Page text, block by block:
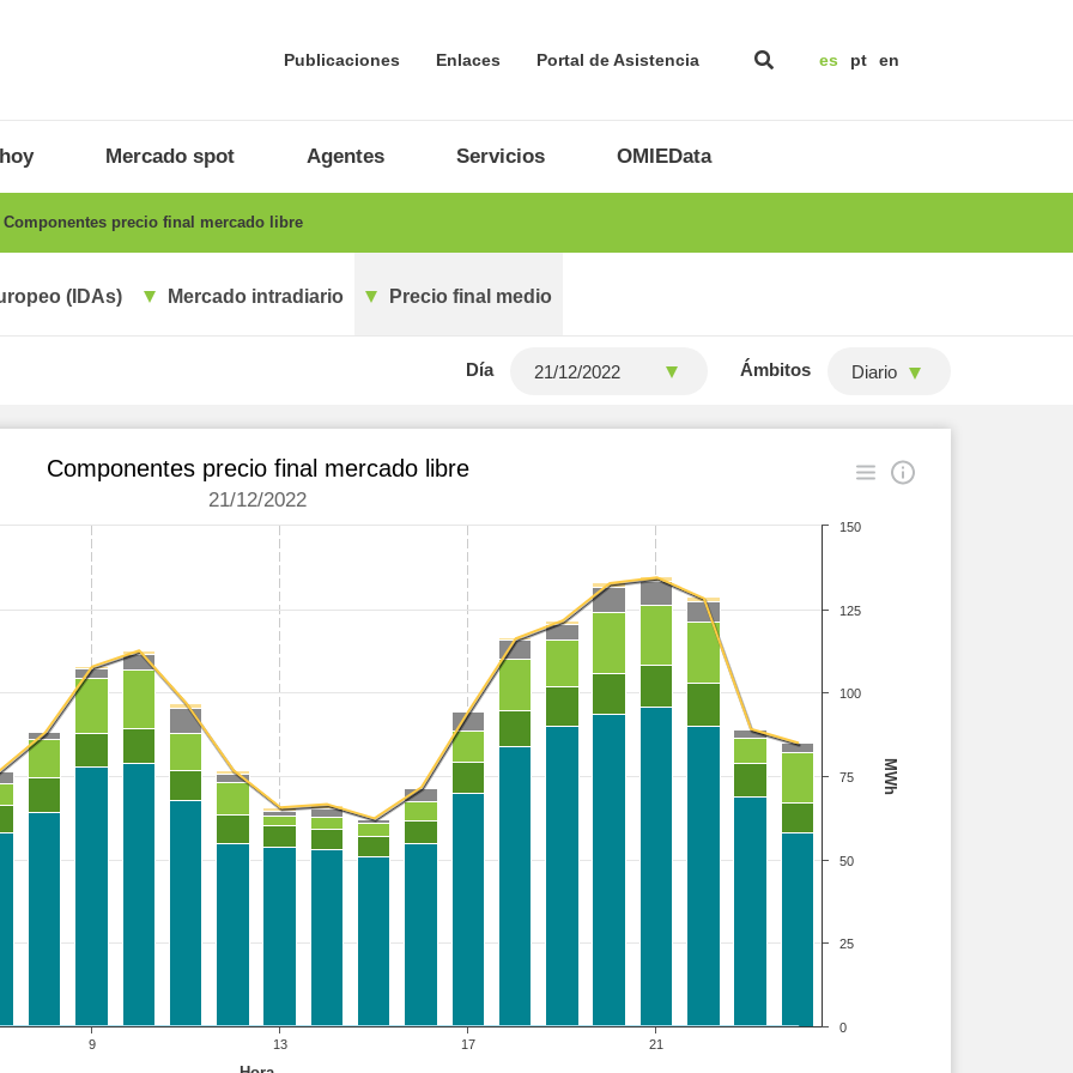
Publicaciones Enlaces Portal de Asistencia es pt en
Mercado spot Agentes Servicios OMIEData
Componentes precio final mercado libre
(IDAs) Mercado intradiario Precio final medio
Día Ámbitos Diario
MWh
Componentes precio final mercado libre
21/12/2022
9 13 17 21
0
100
25
50
75
125
150